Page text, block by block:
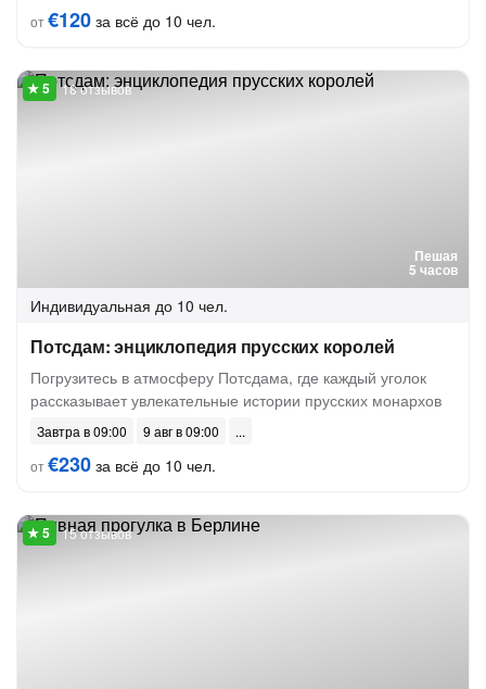
от€120 за всё до 10 чел.
Пешая
5 часов
18 отзывов
Индивидуальная до 10 чел.
Потсдам: энциклопедия прусских королей
Погрузитесь в атмосферу Потсдама, где каждый уголок
рассказывает увлекательные истории прусских монархов
Завтра в 09:00
9 авг в 09:00
от€230 за всё до 10 чел.
15 отзывов